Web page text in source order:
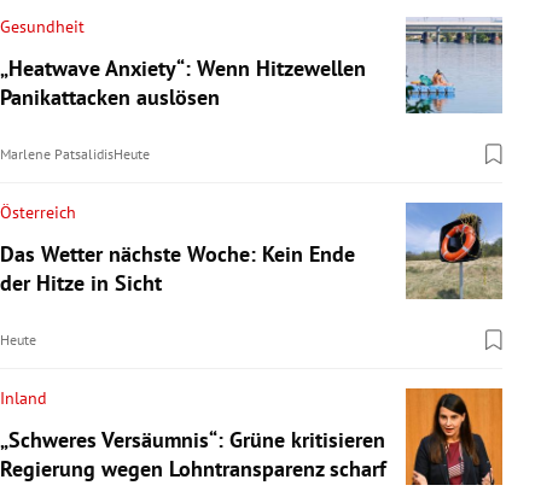
Gesundheit
„Heatwave Anxiety“: Wenn Hitzewellen
Panikattacken auslösen
Marlene PatsalidisHeute
Österreich
Das Wetter nächste Woche: Kein Ende
der Hitze in Sicht
Heute
Inland
„Schweres Versäumnis“: Grüne kritisieren
Regierung wegen Lohntransparenz scharf